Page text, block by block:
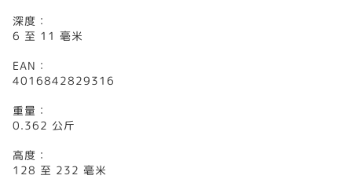
深度：
6 至 11 毫米
EAN：
4016842829316
重量：
0.362 公斤
高度：
128 至 232 毫米